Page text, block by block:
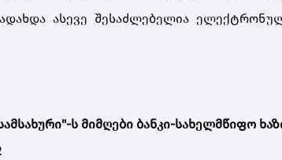
ასევე შესაძლებელია
ს მიმღები ბანკი-სახელმწიფო